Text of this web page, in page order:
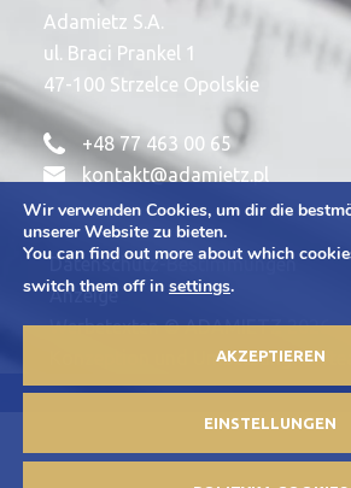
Adamietz S.A.
ul. Braci Prankel 1
47-100 Strzelce Opolskie
+48 77 463 00 65
kontakt@adamietz.pl
Datenschutz-Bestimmungen
Anzeige
Werbetexten © ADAMIETZ 2026
Konzeption und Umsetzung:
Wir verwenden Cookies, um dir die
unserer Website zu bieten.
You can find out more about which
switch them off in settings.
AKZEPTIEREN
EINSTELLUNGEN